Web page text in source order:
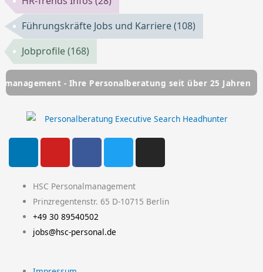
Führungskräfte Jobs und Karriere(108)
Jobprofile(168)
- Ihre Personalberatung seit über 25 Jahren HSC
L
n
k
e
d
i
Y
u
t
u
b
e
F
c
e
b
o
o
T
i
t
t
I
s
a
HSC Personalmanagement
Prinzregentenstr. 65 D-10715 Berlin
+49 30 89540502
jobs@hsc-personal.de